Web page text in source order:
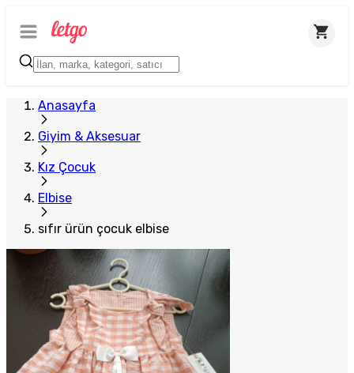
Anasayfa
Giyim & Aksesuar
Kız Çocuk
Elbise
sıfır ürün çocuk elbise